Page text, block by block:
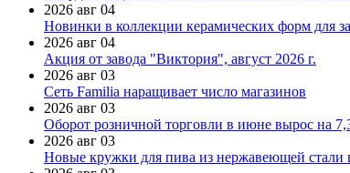
2026 авг 04
Новинки в коллекции керамических форм для
2026 авг 04
Акция от завода "Виктория", август 2026 г.
2026 авг 03
Сеть Familia наращивает число магазинов
2026 авг 03
Оборот розничной торговли в июне вырос на
2026 авг 03
Новые кружки для пива из нержавеющей стали